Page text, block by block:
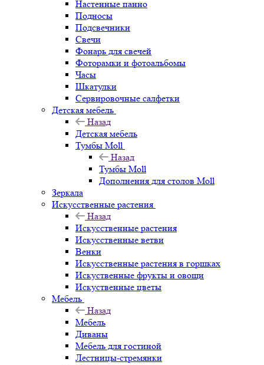
Настенные панно
Подносы
Подсвечники
Свечи
Фонарь для свечей
Фоторамки и фотоальбомы
Часы
Шкатулки
Сервировочные салфетки
Детская мебель
Назад
Детская мебель
Тумбы Moll
Назад
Тумбы Moll
Дополнения для столов Moll
Зеркала
Искусственные растения
Назад
Искусственные растения
Искусственные ветви
Венки
Искусственные растения в горшках
Искуственные фрукты и овощи
Искуственные цветы
Мебель
Назад
Мебель
Диваны
Мебель для гостиной
Лестницы-стремянки